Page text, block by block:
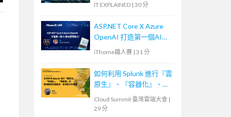
IT EXPLAINED | 30 分
ASP.NET Core X Azure
OpenAI 打造第一個AI網
站應用程式！
iThome鐵人賽 | 31 分
如何利用 Splunk 進行『雲
原生』、『容器化』、
『微服務』的應用服務效
能監控、使用者分析管理
Cloud Summit 臺灣雲端大會 |
29 分